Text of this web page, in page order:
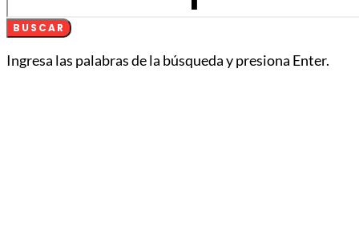
BUSCAR
Ingresa las palabras de la búsqueda y presiona Enter.